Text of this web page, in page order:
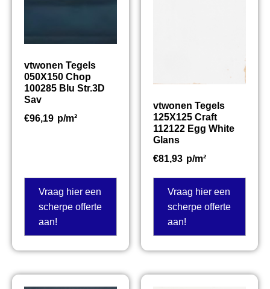
vtwonen Tegels
050X150 Chop
100285 Blu Str.3D
Sav
€96,19 p/m²
Vraag hier een
scherpe offerte
aan!
vtwonen Tegels
125X125 Craft
112122 Egg White
Glans
€81,93 p/m²
Vraag hier een
scherpe offerte
aan!